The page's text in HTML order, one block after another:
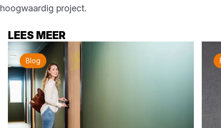
hoogwaardig project.
LEES MEER
Blog